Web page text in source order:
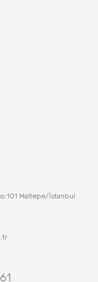
Maltepe/İstanbul